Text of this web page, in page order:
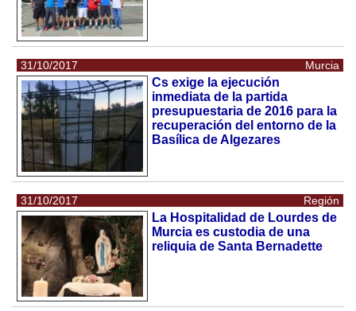
31/10/2017 Murcia
Cs exige la ejecución
inmediata de la partida
presupuestaria de 2016 para la
recuperación del entorno de la
Basílica de Algezares
31/10/2017 Región
La Hospitalidad de Lourdes de
Murcia es custodia de una
reliquia de Santa Bernadette